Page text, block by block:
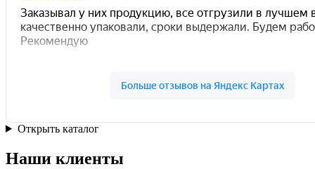
Открыть каталог
Наши клиенты